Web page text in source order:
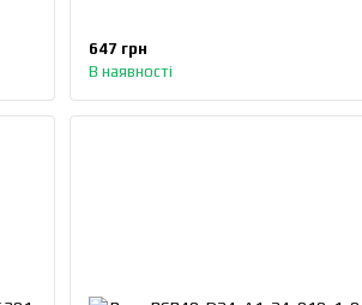
647 грн
В наявності